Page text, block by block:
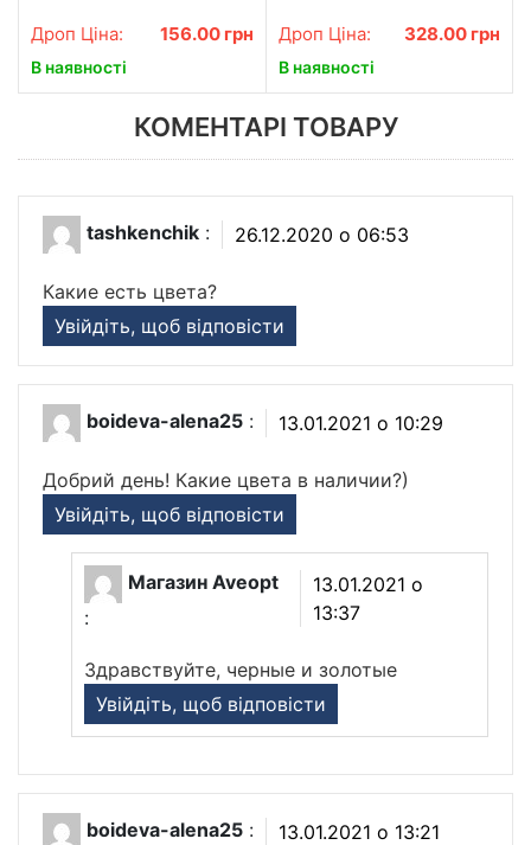
ультразвуковий EL-1087
Дроп Ціна: 156.00 грн
В наявності
маска з кріпленням для
камери
Дроп Ціна: 328.00 грн
В наявності
КОМЕНТАРІ ТОВАРУ
tashkenchik : 26.12.2020 о 06:53
Какие есть цвета?
Увійдіть, щоб відповісти
boideva-alena25 : 13.01.2021 о 10:29
Добрий день! Какие цвета в наличии?)
Увійдіть, щоб відповісти
Магазин Aveopt
:
13.01.2021 о
13:37
Здравствуйте, черные и золотые
Увійдіть, щоб відповісти
boideva-alena25 : 13.01.2021 о 13:21